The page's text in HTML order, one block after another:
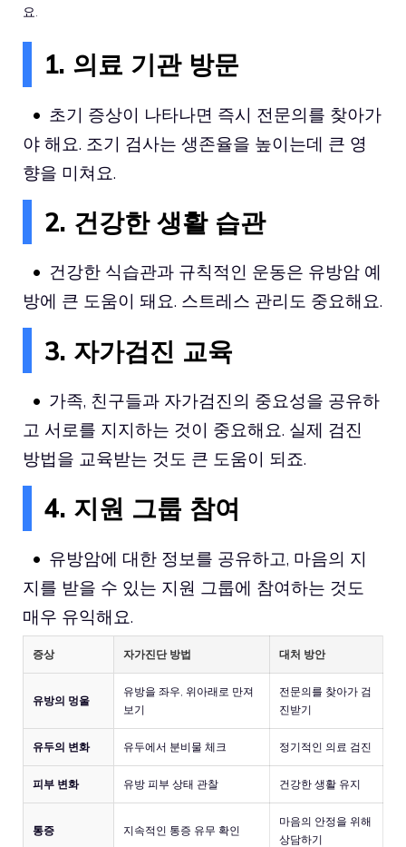
요.
1. 의료 기관 방문
초기 증상이 나타나면 즉시 전문의를 찾아가
야 해요. 조기 검사는 생존율을 높이는데 큰 영
향을 미쳐요.
2. 건강한 생활 습관
건강한 식습관과 규칙적인 운동은 유방암 예
방에 큰 도움이 돼요. 스트레스 관리도 중요해요.
3. 자가검진 교육
가족, 친구들과 자가검진의 중요성을 공유하
고 서로를 지지하는 것이 중요해요. 실제 검진
방법을 교육받는 것도 큰 도움이 되죠.
4. 지원 그룹 참여
유방암에 대한 정보를 공유하고, 마음의 지
지를 받을 수 있는 지원 그룹에 참여하는 것도
매우 유익해요.
증상 자가진단 방법 대처 방안
유방의 멍울
유방을 좌우, 위아래로 만져
보기
전문의를 찾아가 검
진받기
유두의 변화 유두에서 분비물 체크 정기적인 의료 검진
피부 변화 유방 피부 상태 관찰 건강한 생활 유지
통증 지속적인 통증 유무 확인
마음의 안정을 위해
상담하기